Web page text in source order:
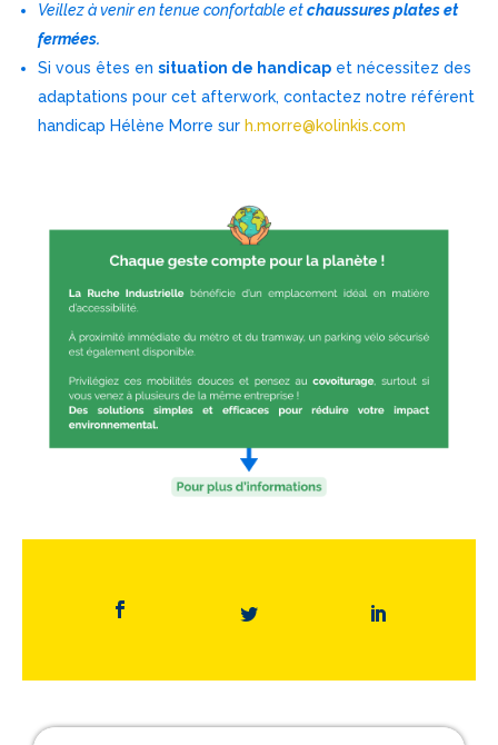
Veillez à venir en tenue confortable etchaussures plates et
fermées.
Si vous êtes en situation de handicap et nécessitez des
adaptations pour cet afterwork, contactez notre référent
handicap Hélène Morre sur h.morre@kolinkis.com